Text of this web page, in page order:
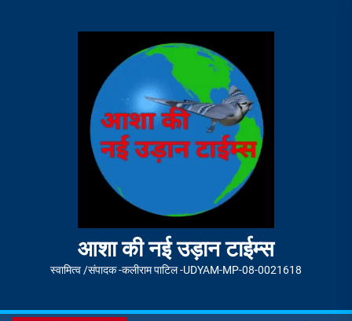
आशा की नई उड़ान टाईम्स
स्वामित्व /संपादक -कलीराम पाटिल -UDYAM-MP-08-0021618